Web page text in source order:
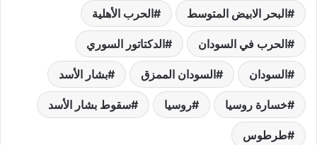
البحر الابيض المتوسط الحرب الأهلية
الحرب في السودان الدكتاتور السوري
السودان السودان الممزق بشار الأسد
خسارة روسيا روسيا سقوط بشار الأسد
طرطوس